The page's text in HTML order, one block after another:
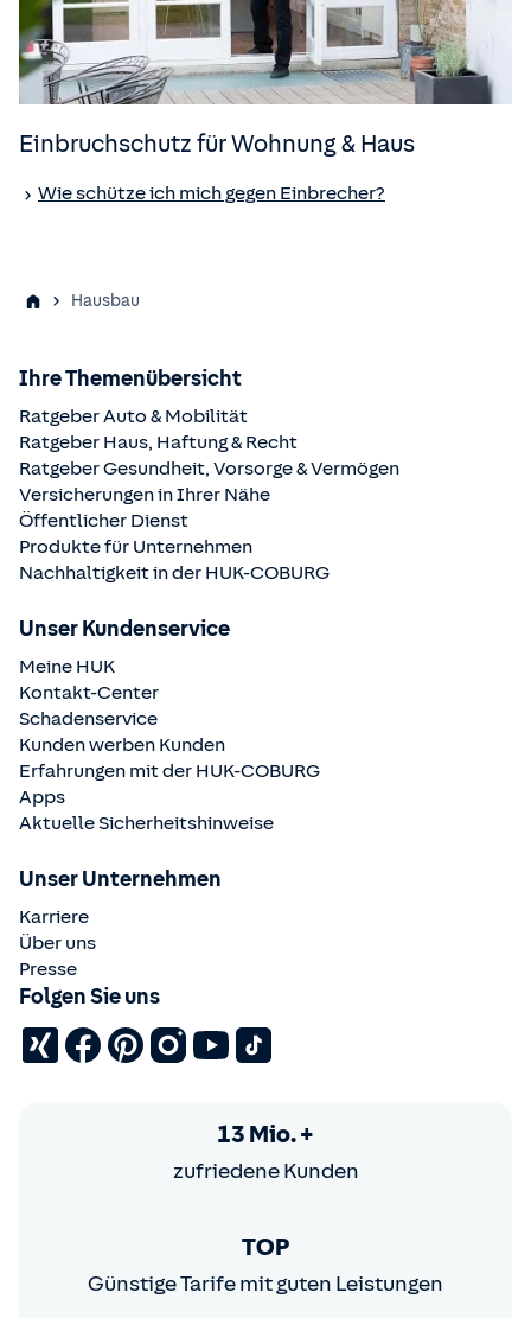
Einbruchschutz für Wohnung & Haus
Wie schütze ich mich gegen Einbrecher?
Hausbau
Ihre Themenübersicht
Ratgeber Auto & Mobilität
Ratgeber Haus, Haftung & Recht
Ratgeber Gesundheit, Vorsorge & Vermögen
Versicherungen in Ihrer Nähe
Öffentlicher Dienst
Produkte für Unternehmen
Nachhaltigkeit in der HUK-COBURG
Unser Kundenservice
Meine HUK
Kontakt-Center
Schadenservice
Kunden werben Kunden
Erfahrungen mit der HUK-COBURG
Apps
Aktuelle Sicherheitshinweise
Unser Unternehmen
Karriere
Über uns
Presse
Folgen Sie uns
13 Mio. +
zufriedene Kunden
TOP
Günstige Tarife mit guten Leistungen